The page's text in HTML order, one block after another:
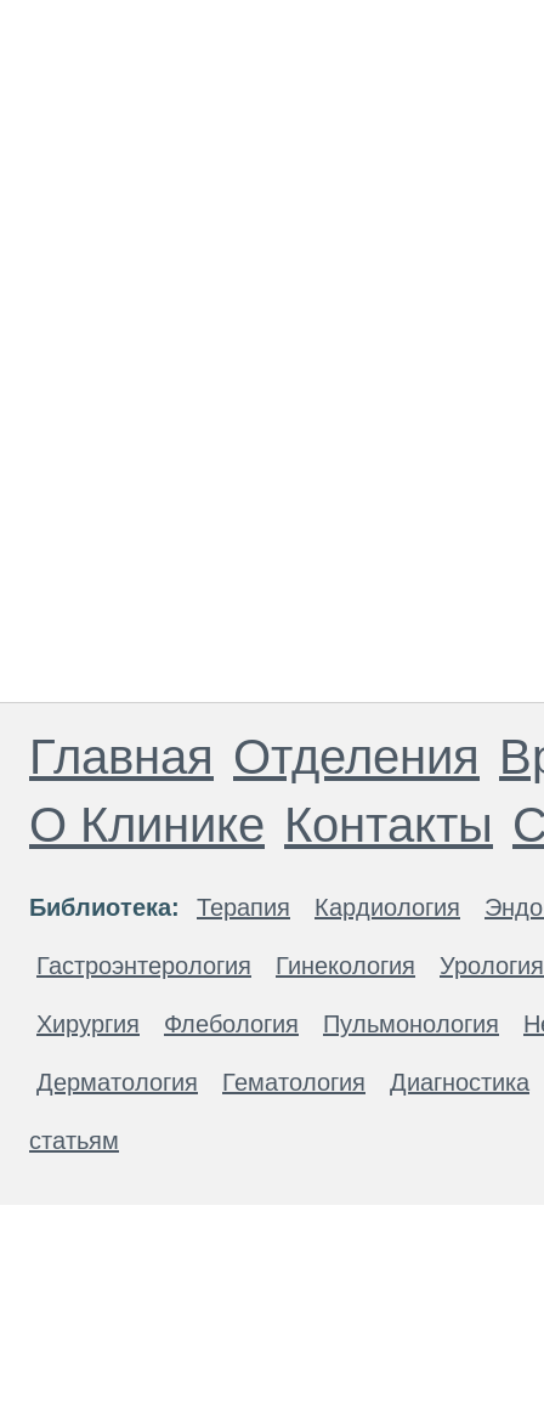
Главная Отделения
О Клинике Контакты
Библиотека: Терапия Кардиология
Гастроэнтерология Гинекология Урология
Хирургия Флебология Пульмонология
Дерматология Гематология Диагностика
статьям